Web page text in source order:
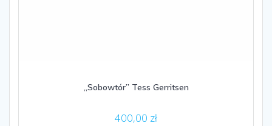
„Sobowtór” Tess Gerritsen
400,00 zł